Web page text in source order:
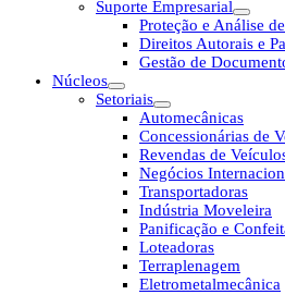
Suporte Empresarial
Proteção e Análise
Direitos Autorais e
Gestão de
Núcleos
Setoriais
Automecânicas
Concessionárias de
Revendas de
Negócios
Transportadoras
Indústria Moveleira
Panificação e
Loteadoras
Terraplenagem
Eletrometalmecânica